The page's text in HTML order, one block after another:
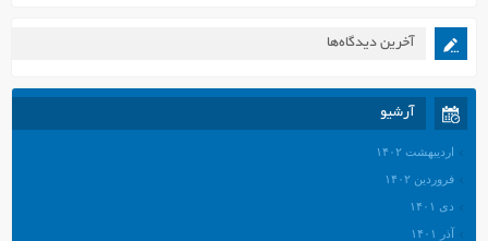
آخرین دیدگاه‌ها
آرشیو
اردیبهشت ۱۴۰۲
فروردین ۱۴۰۲
دی ۱۴۰۱
آذر ۱۴۰۱